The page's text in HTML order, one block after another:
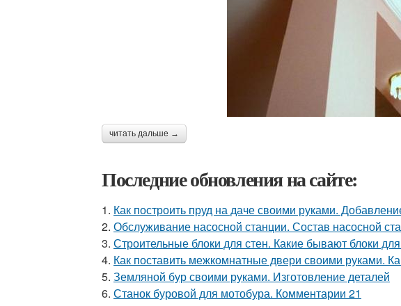
читать дальше →
Последние обновления на сайте:
1. Как построить пруд на даче своими руками.
2. Обслуживание насосной станции. Состав насосной
3. Строительные блоки для стен. Какие бывают блоки
4. Как поставить межкомнатные двери своими руками.
5. Земляной бур своими руками. Изготовление деталей
6. Станок буровой для мотобура. Комментарии 21